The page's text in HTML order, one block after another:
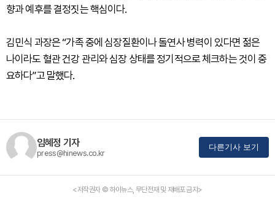
향과 예후를 결정짓는 핵심이다.
김민식 과장은 “가족 중에 심장질환이나 돌연사 병력이 있다면 젊은
나이라도 혈관 건강 관리와 심장 상태를 정기적으로 체크하는 것이 중
요하다”고 말했다.
임혜정 기자
press@hinews.co.kr
다른기사 보기
<저작권자 © 하이뉴스, 무단전재 및 재배포 금지>